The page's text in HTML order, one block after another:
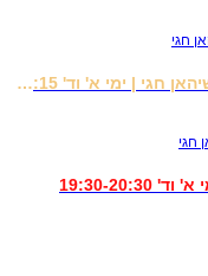
2026 קראטה מתקדם נוער (12-15) - ג'ון שיהאן חגי | ימי א' וד' 19:15-20:15